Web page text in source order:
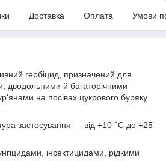
Доставка Оплата Умови
гербіцид, призначений для
дводольними й багаторічними
на посівах цукрового буряку
застосування — від +10 °С до +25
інсектицидами, рідкими